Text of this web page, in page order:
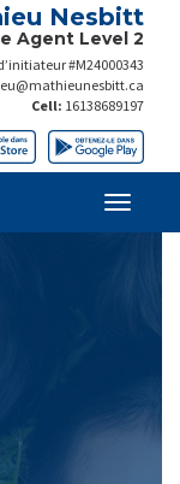
Nesbitt
Agent Level 2
#M24000343
Cell: 16138689197